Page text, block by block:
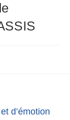
d’émotion